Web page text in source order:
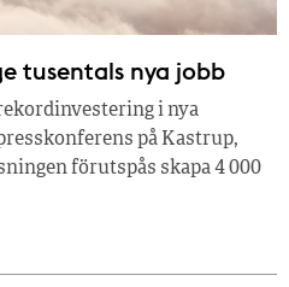
tusentals nya jobb
i nya
på Kastrup,
förutspås skapa 4 000